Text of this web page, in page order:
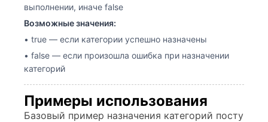
выполнении, иначе false
Возможные значения:
• true — если категории успешно назначены
• false — если произошла ошибка при назначении
категорий
Примеры использования
Базовый пример назначения категорий посту